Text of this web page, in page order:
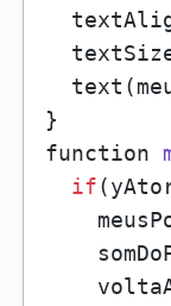
function
if